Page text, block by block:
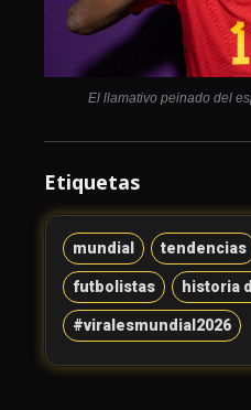
El llamativo peinado del
Etiquetas
mundial tendencias
futbolistas historia
#viralesmundial2026